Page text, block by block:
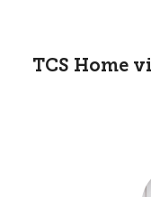
TCS Home